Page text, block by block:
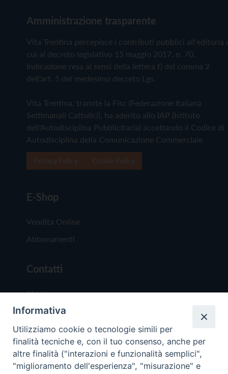
Amministrazione trasparente
Vita Trentina percepisce i contributi pubblici all'editoria
cui al decreto legislativo 15 maggio 2017, n. 70.
Indicazione resa ai sensi della lettera f) del comma 2
dell'art. 5 del medesimo decreto Lgs.
Vita Trentina, tramite la Fisc (Federazione Italiana
Settimanali Cattolici), ha aderito allo IAP (Istituto
dell'Autodisciplina Pubblicitaria) accettando il Codice di
Autodisciplina della Comunicazione Commerciale
E-Shop
Vendita Online
Abbonamenti
Contatti
Chi Siamo
Redazione
Scrivici
Informativa
Utilizziamo cookie o tecnologie simili per
finalità tecniche e, con il tuo consenso, anche per
altre finalità ("interazioni e funzionalità semplici",
"miglioramento dell'esperienza", "misurazione" e